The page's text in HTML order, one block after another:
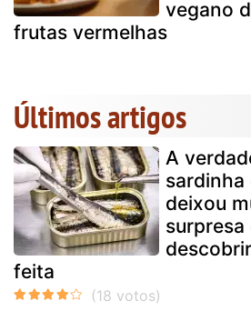
vegano
frutas vermelhas
Últimos artigos
A
sardinha
deixou
feita